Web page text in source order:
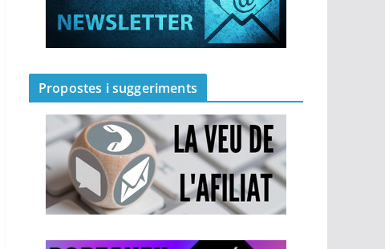
Propostes i suggeriments